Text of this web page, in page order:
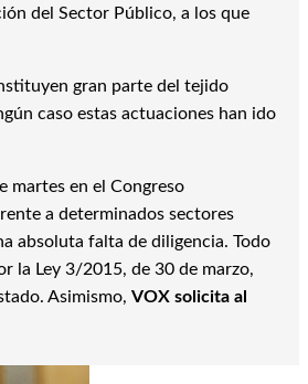
del Sector Público, a los que
gran parte del tejido
caso estas actuaciones han ido
martes en el Congreso
a determinados sectores
absoluta falta de diligencia. Todo
la Ley 3/2015, de 30 de marzo,
Asimismo, VOX solicita al